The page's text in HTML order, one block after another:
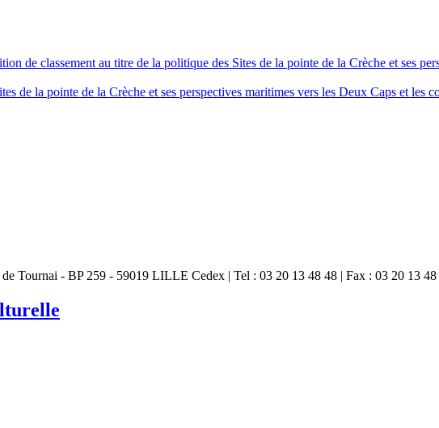
de classement au titre de la politique des Sites de la pointe de la Crèche et ses
de la pointe de la Crèche et ses perspectives maritimes vers les Deux Caps et les
de Tournai - BP 259 - 59019 LILLE Cedex | Tel : 03 20 13 48 48 | Fax : 03 20 13 48